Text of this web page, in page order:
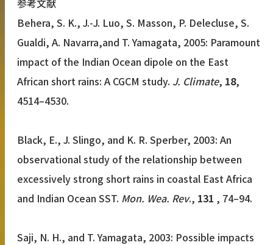
Behera, S. K., J.-J. Luo, S. Masson, P. Delecluse, S.
Gualdi, A. Navarra,and T. Yamagata, 2005: Paramount
impact of the Indian Ocean dipole on the East
African short rains: A CGCM study. J. Climate, 18,
4514–4530.
Black, E., J. Slingo, and K. R. Sperber, 2003: An
observational study of the relationship between
excessively strong short rains in coastal East Africa
and Indian Ocean SST. Mon. Wea. Rev., 131 , 74–94.
Saji, N. H., and T. Yamagata, 2003: Possible impacts